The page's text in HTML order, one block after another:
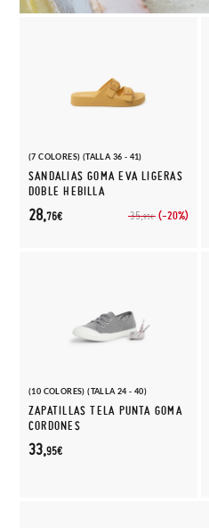
(7 COLORES) (TALLA 36 - 41)
SANDALIAS GOMA EVA LIGERAS
DOBLE HEBILLA
35,95€ (-20%)
28,76€
(10 COLORES) (TALLA 24 - 40)
ZAPATILLAS TELA PUNTA GOMA
CORDONES
33,95€